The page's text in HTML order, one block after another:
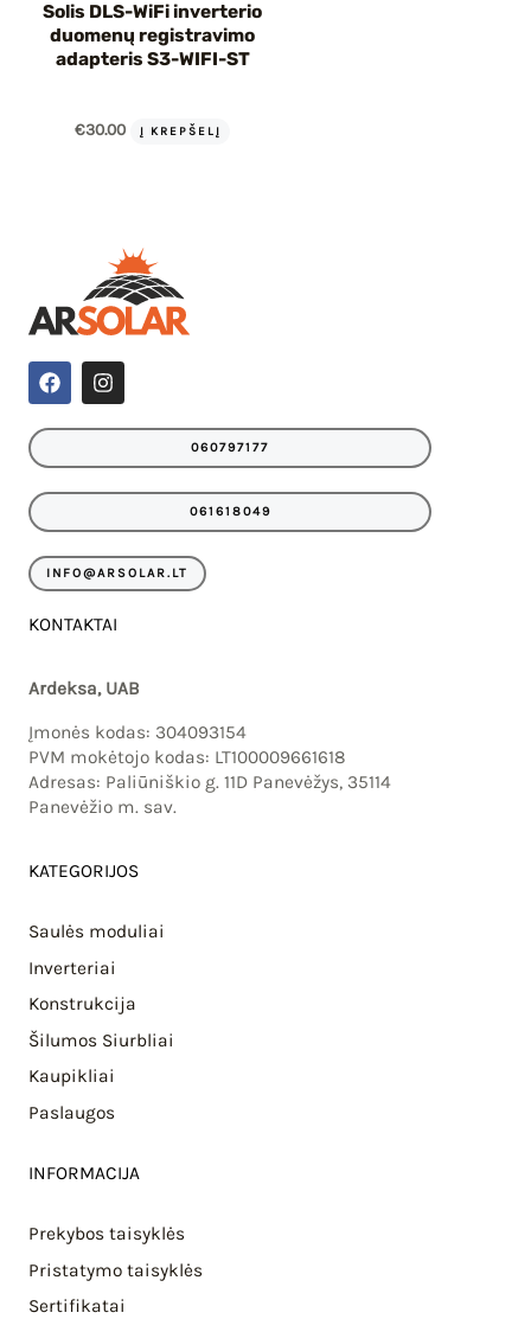
Solis DLS-WiFi inverterio
duomenų registravimo
adapteris S3-WIFI-ST
€30.00 Į KREPŠELĮ
F
a
e
o
I
n
t
r
060797177
061618049
INFO@ARSOLAR.LT
KONTAKTAI
Ardeksa, UAB
Įmonės kodas: 304093154
PVM mokėtojo kodas: LT100009661618
Adresas: Paliūniškio g. 11D Panevėžys, 35114
Panevėžio m. sav.
KATEGORIJOS
Saulės moduliai
Inverteriai
Konstrukcija
Šilumos Siurbliai
Kaupikliai
Paslaugos
INFORMACIJA
Prekybos taisyklės
Pristatymo taisyklės
Sertifikatai